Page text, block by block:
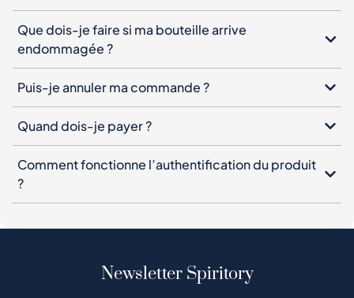
Que dois-je faire si ma bouteille arrive
endommagée ?
Puis-je annuler ma commande ?
Quand dois-je payer ?
Comment fonctionne l’authentification du produit
?
Newsletter Spiritory